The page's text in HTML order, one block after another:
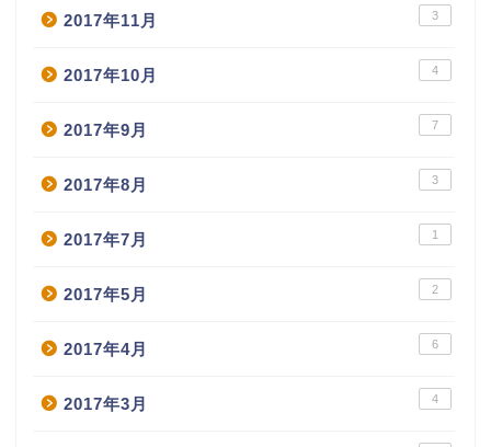
2017年11月 3
2017年10月 4
2017年9月 7
2017年8月 3
2017年7月 1
2017年5月 2
2017年4月 6
2017年3月 4